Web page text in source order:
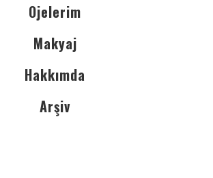
Ojelerim
Makyaj
Hakkımda
Arşiv